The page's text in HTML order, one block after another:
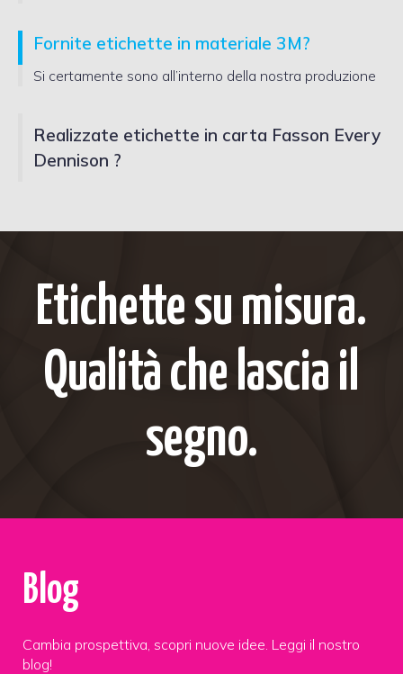
Fornite etichette in materiale 3M?
Si certamente sono all’interno della nostra produzione
Realizzate etichette in carta Fasson Every
Dennison ?
Etichette su misura.
Qualità che lascia il
segno.
Blog
Cambia prospettiva, scopri nuove idee. Leggi il nostro
blog!